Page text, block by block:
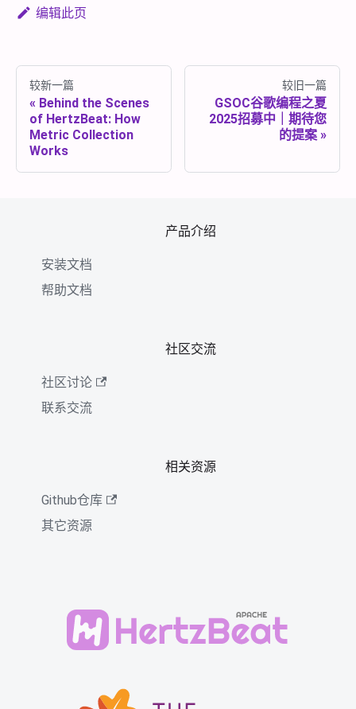
编辑此页
较新一篇
Behind the Scenes
of HertzBeat: How
Metric Collection
Works
较旧一篇
GSOC谷歌编程之夏
2025招募中｜期待您
的提案
产品介绍
安装文档
帮助文档
社区交流
社区讨论
联系交流
相关资源
Github仓库
其它资源